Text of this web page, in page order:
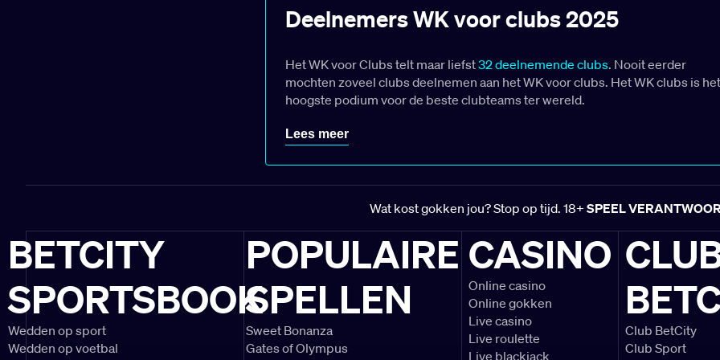
Deelnemers WK voor clubs 2025
Het WK voor Clubs telt maar liefst32 deelnemende clubs. Nooit eerder
mochten zoveel clubs deelnemen aan het WK voor clubs. Het WK clubs is het
hoogste podium voor de beste clubteams ter wereld.
Het grootste deel van het deelnemersveld bestaat uit Europese clubs,
zijn ook de meest recente winnaars van de CAF Champions League,
CONCACAF Champions League, AFC Champions League en de OFC
Champions League van de partij! alle 32 deelnemende clubs op het WK voor
Programma WK voor Clubs 2025
Op zondag 15 juni gaat het WK voor clubs 2025 van start. De
openingswedstrijd van WK voor Clubs wordt gespeeld tussen Al Ahly en Inter
Miami. Als gastland mocht de Verenigde Staten één club afvaardigen voor het
Lees meer
Wat kost gokken jou? Stop op tijd. 18+ SPEEL
BETCITY
SPORTSBOOK
Wedden op sport
Wedden op voetbal
POPULAIRE
SPELLEN
Sweet Bonanza
Gates of Olympus
CASINO
Online casino
Online gokken
Live casino
Live roulette
Live blackjack
Club BetCity
Club Sport